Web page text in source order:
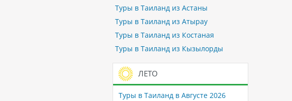
Туры в Таиланд из Астаны
Туры в Таиланд из Атырау
Туры в Таиланд из Костаная
Туры в Таиланд из Кызылорды
ЛЕТО
Туры в Таиланд в Августе 2026